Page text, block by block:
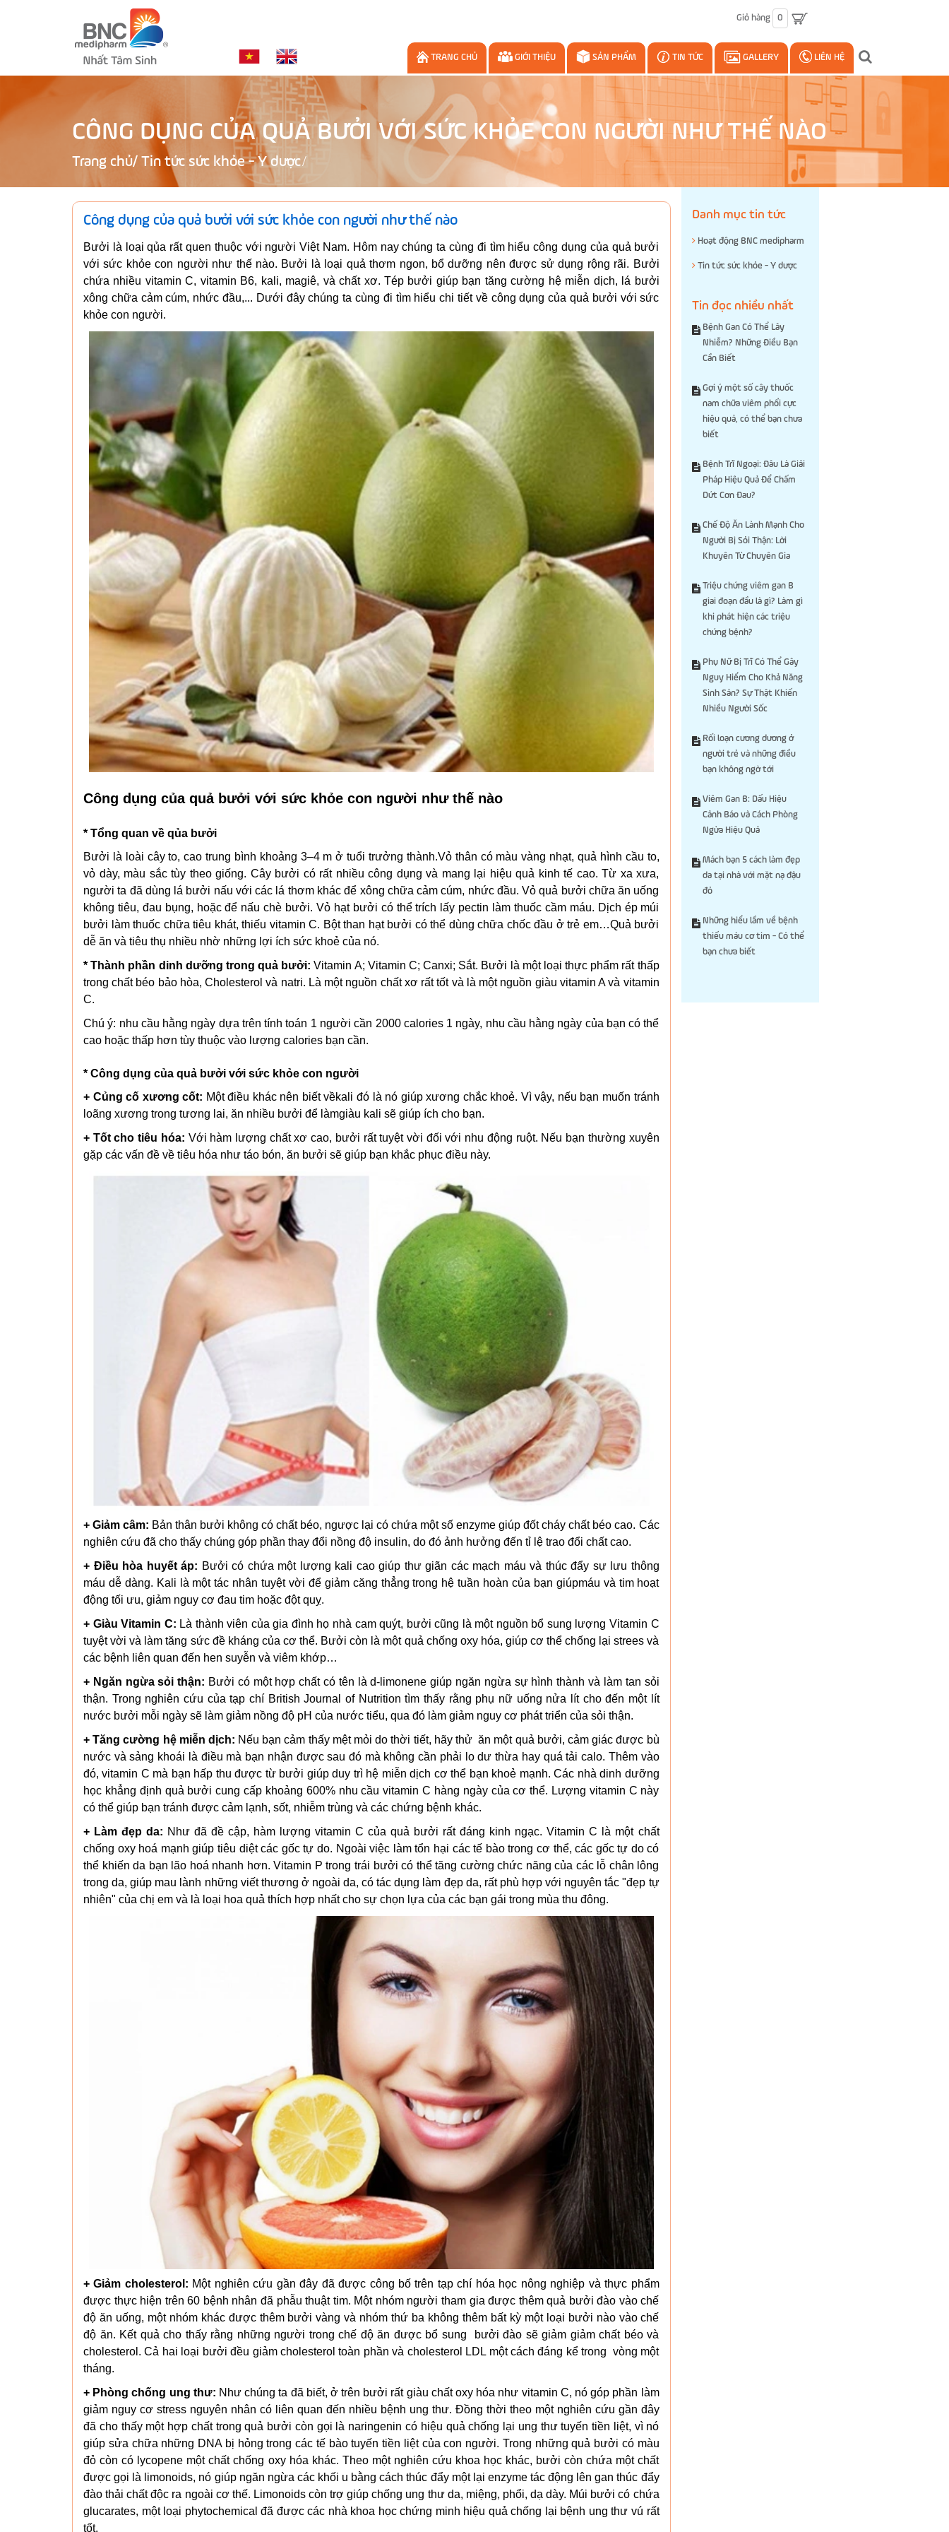
Giỏ hàng 0
TRANG CHỦ GIỚI THIỆU SẢN PHẨM TIN TỨC GALLERY LIÊN HỆ
CÔNG DỤNG CỦA QUẢ BƯỞI VỚI SỨC KHỎE CON NGƯỜI NHƯ THẾ NÀO
Trang chủ/ Tin tức sức khỏe - Y dược
Công dụng của quả bưởi với sức khỏe con người như thế nào
Bưởi là loại qủa rất quen thuộc với người Việt Nam. Hôm nay chúng ta cùng đi tìm hiểu công dụng của quả bưởi
với sức khỏe con người như thế nào. Bưởi là loại quả thơm ngon, bổ dưỡng nên được sử dụng rộng rãi. Bưởi
chứa nhiều vitamin C, vitamin B6, kali, magiê, và chất xơ. Tép bưởi giúp bạn tăng cường hệ miễn dịch, lá bưởi
xông chữa cảm cúm, nhức đầu,... Dưới đây chúng ta cùng đi tìm hiểu chi tiết về công dụng của quả bưởi với sức
khỏe con người.
Công dụng của quả bưởi với sức khỏe con người như thế nào
* Tổng quan về qủa bưởi
Bưởi là loài cây to, cao trung bình khoảng 3–4 m ở tuổi trưởng thành.Vỏ thân có màu vàng nhạt, quả hình cầu to,
vỏ dày, màu sắc tùy theo giống. Cây bưởi có rất nhiều công dụng và mang lại hiệu quả kinh tế cao. Từ xa xưa,
người ta đã dùng lá bưởi nấu với các lá thơm khác để xông chữa cảm cúm, nhức đầu. Vỏ quả bưởi chữa ăn uống
không tiêu, đau bụng, hoặc để nấu chè bưởi. Vỏ hạt bưởi có thể trích lấy pectin làm thuốc cầm máu. Dịch ép múi
bưởi làm thuốc chữa tiêu khát, thiếu vitamin C. Bột than hạt bưởi có thể dùng chữa chốc đầu ở trẻ em…Quả bưởi
dễ ăn và tiêu thụ nhiều nhờ những lợi ích sức khoẻ của nó.
* Thành phần dinh dưỡng trong quả bưởi: Vitamin A; Vitamin C; Canxi; Sắt. Bưởi là một loại thực phẩm rất thấp
trong chất béo bảo hòa, Cholesterol và natri. Là một nguồn chất xơ rất tốt và là một nguồn giàu vitamin A và vitamin
C.
Chú ý: nhu cầu hằng ngày dựa trên tính toán 1 người cần 2000 calories 1 ngày, nhu cầu hằng ngày của bạn có thể
cao hoặc thấp hơn tùy thuộc vào lượng calories bạn cần.
* Công dụng của quả bưởi với sức khỏe con người
+ Củng cố xương cốt: Một điều khác nên biết vềkali đó là nó giúp xương chắc khoẻ. Vì vậy, nếu bạn muốn tránh
loãng xương trong tương lai, ăn nhiều bưởi để làmgiàu kali sẽ giúp ích cho bạn.
+ Tốt cho tiêu hóa: Với hàm lượng chất xơ cao, bưởi rất tuyệt vời đối với nhu động ruột. Nếu bạn thường xuyên
gặp các vấn đề về tiêu hóa như táo bón, ăn bưởi sẽ giúp bạn khắc phục điều này.
+ Giảm câm: Bản thân bưởi không có chất béo, ngược lại có chứa một số enzyme giúp đốt cháy chất béo cao. Các
nghiên cứu đã cho thấy chúng góp phần thay đổi nồng độ insulin, do đó ảnh hưởng đến tỉ lệ trao đổi chất cao.
+ Điều hòa huyết áp: Bưởi có chứa một lượng kali cao giúp thư giãn các mạch máu và thúc đẩy sự lưu thông
máu dễ dàng. Kali là một tác nhân tuyệt vời để giảm căng thẳng trong hệ tuần hoàn của bạn giúpmáu và tim hoạt
động tối ưu, giảm nguy cơ đau tim hoặc đột quỵ.
+ Giàu Vitamin C: Là thành viên của gia đình họ nhà cam quýt, bưởi cũng là một nguồn bổ sung lượng Vitamin C
tuyệt vời và làm tăng sức đề kháng của cơ thể. Bưởi còn là một quả chống oxy hóa, giúp cơ thể chống lại strees và
các bệnh liên quan đến hen suyễn và viêm khớp…
+ Ngăn ngừa sỏi thận: Bưởi có một hợp chất có tên là d-limonene giúp ngăn ngừa sự hình thành và làm tan sỏi
thận. Trong nghiên cứu của tạp chí British Journal of Nutrition tìm thấy rằng phụ nữ uống nửa lít cho đến một lít
nước bưởi mỗi ngày sẽ làm giảm nồng độ pH của nước tiểu, qua đó làm giảm nguy cơ phát triển của sỏi thận.
+ Tăng cường hệ miễn dịch: Nếu bạn cảm thấy mệt mỏi do thời tiết, hãy thử ăn một quả bưởi, cảm giác được bù
nước và sảng khoái là điều mà bạn nhận được sau đó mà không cần phải lo dư thừa hay quá tải calo. Thêm vào
đó, vitamin C mà bạn hấp thu được từ bưởi giúp duy trì hệ miễn dịch cơ thể bạn khoẻ mạnh. Các nhà dinh dưỡng
học khẳng định quả bưởi cung cấp khoảng 600% nhu cầu vitamin C hàng ngày của cơ thể. Lượng vitamin C này
có thể giúp bạn tránh được cảm lạnh, sốt, nhiễm trùng và các chứng bệnh khác.
+ Làm đẹp da: Như đã đề cập, hàm lượng vitamin C của quả bưởi rất đáng kinh ngạc. Vitamin C là một chất
chống oxy hoá mạnh giúp tiêu diệt các gốc tự do. Ngoài việc làm tổn hại các tế bào trong cơ thể, các gốc tự do có
thể khiến da bạn lão hoá nhanh hơn. Vitamin P trong trái bưởi có thể tăng cường chức năng của các lỗ chân lông
trong da, giúp mau lành những viết thương ở ngoài da, có tác dụng làm đẹp da, rất phù hợp với nguyên tắc "đẹp tự
nhiên" của chị em và là loại hoa quả thích hợp nhất cho sự chọn lựa của các bạn gái trong mùa thu đông.
+ Giảm cholesterol: Một nghiên cứu gần đây đã được công bố trên tạp chí hóa học nông nghiệp và thực phẩm
được thực hiện trên 60 bệnh nhân đã phẫu thuật tim. Một nhóm người tham gia được thêm quả bưởi đào vào chế
độ ăn uống, một nhóm khác được thêm bưởi vàng và nhóm thứ ba không thêm bất kỳ một loại bưởi nào vào chế
độ ăn. Kết quả cho thấy rằng những người trong chế độ ăn được bổ sung bưởi đào sẽ giảm giảm chất béo và
cholesterol. Cả hai loại bưởi đều giảm cholesterol toàn phần và cholesterol LDL một cách đáng kể trong vòng một
tháng.
+ Phòng chống ung thư: Như chúng ta đã biết, ở trên bưởi rất giàu chất oxy hóa như vitamin C, nó góp phần làm
giảm nguy cơ stress nguyên nhân có liên quan đến nhiều bệnh ung thư. Đồng thời theo một nghiên cứu gần đây
đã cho thấy một hợp chất trong quả bưởi còn gọi là naringenin có hiệu quả chống lại ung thư tuyến tiền liệt, vì nó
giúp sửa chữa những DNA bị hỏng trong các tế bào tuyến tiền liệt của con người. Trong những quả bưởi có màu
đỏ còn có lycopene một chất chống oxy hóa khác. Theo một nghiên cứu khoa học khác, bưởi còn chứa một chất
được gọi là limonoids, nó giúp ngăn ngừa các khối u bằng cách thúc đẩy một lại enzyme tác động lên gan thúc đẩy
đào thải chất độc ra ngoài cơ thế. Limonoids còn trợ giúp chống ung thư da, miệng, phổi, dạ dày. Múi bưởi có chứa
glucarates, một loại phytochemical đã được các nhà khoa học chứng minh hiệu quả chống lại bệnh ung thư vú rất
tốt.
Danh mục tin tức
Hoạt động BNC medipharm
Tin tức sức khỏe - Y dược
Tin đọc nhiều nhất
Bệnh Gan Có Thể Lây
Nhiễm? Những Điều Bạn
Cần Biết
Gợi ý một số cây thuốc
nam chữa viêm phổi cực
hiệu quả, có thể bạn chưa
biết
Bệnh Trĩ Ngoại: Đâu Là Giải
Pháp Hiệu Quả Để Chấm
Dứt Cơn Đau?
Chế Độ Ăn Lành Mạnh Cho
Người Bị Sỏi Thận: Lời
Khuyên Từ Chuyên Gia
Triệu chứng viêm gan B
giai đoạn đầu là gì? Làm gì
khi phát hiện các triệu
chứng bệnh?
Phụ Nữ Bị Trĩ Có Thể Gây
Nguy Hiểm Cho Khả Năng
Sinh Sản? Sự Thật Khiến
Nhiều Người Sốc
Rối loạn cương dương ở
người trẻ và những điều
bạn không ngờ tới
Viêm Gan B: Dấu Hiệu
Cảnh Báo và Cách Phòng
Ngừa Hiệu Quả
Mách bạn 5 cách làm đẹp
da tại nhà với mặt nạ đậu
đỏ
Những hiểu lầm về bệnh
thiếu máu cơ tim - Có thể
bạn chưa biết